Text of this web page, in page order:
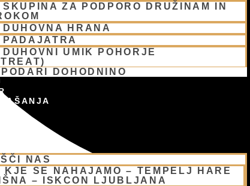
SKUPINA ZA PODPORO DRUŽINAM IN
DUHOVNA HRANA
PADAJATRA
DUHOVNI UMIK POHORJE
PODARI DOHODNINO
NAS
KJE SE NAHAJAMO – TEMPELJ HARE
– ISKCON LJUBLJANA